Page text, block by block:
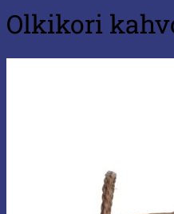
Olkikori